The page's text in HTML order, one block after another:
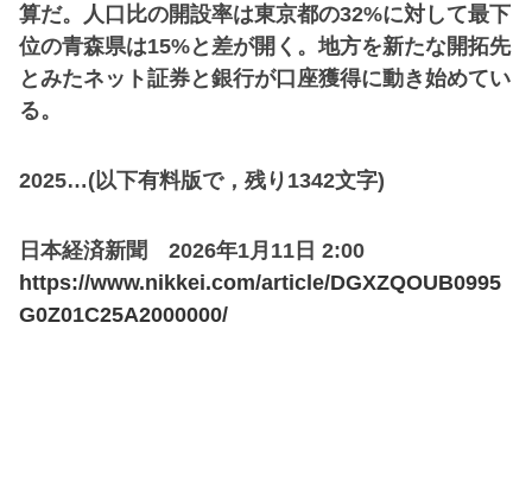
算だ。人口比の開設率は東京都の32%に対して最下
位の青森県は15%と差が開く。地方を新たな開拓先
とみたネット証券と銀行が口座獲得に動き始めてい
る。
2025…(以下有料版で，残り1342文字)
日本経済新聞 2026年1月11日 2:00
https://www.nikkei.com/article/DGXZQOUB0995
G0Z01C25A2000000/